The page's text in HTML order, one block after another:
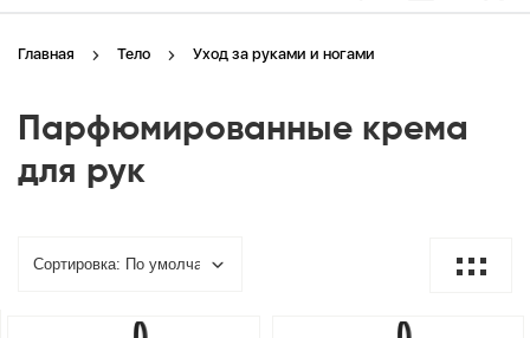
Главная Тело Уход за руками и ногами
Парфюмированные крема
для рук